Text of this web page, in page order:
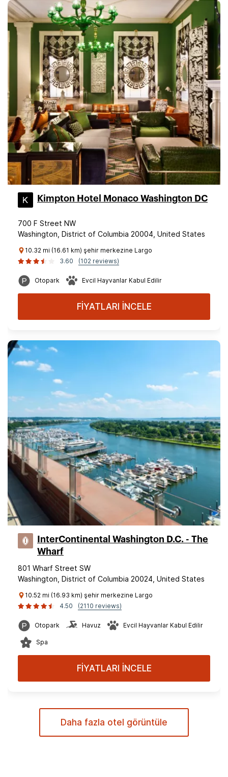
Kimpton Hotel Monaco Washington DC
700 F Street NW
Washington, District of Columbia 20004, United States
10.32 mi (16.61 km) şehir merkezine Largo
3.60
(102 reviews)
Otopark Evcil Hayvanlar Kabul Edilir
FİYATLARI İNCELE
InterContinental Washington D.C. - The
Wharf
801 Wharf Street SW
Washington, District of Columbia 20024, United States
10.52 mi (16.93 km) şehir merkezine Largo
4.50
(2110 reviews)
Otopark Havuz Evcil Hayvanlar Kabul Edilir
Spa
FİYATLARI İNCELE
Daha fazla otel görüntüle